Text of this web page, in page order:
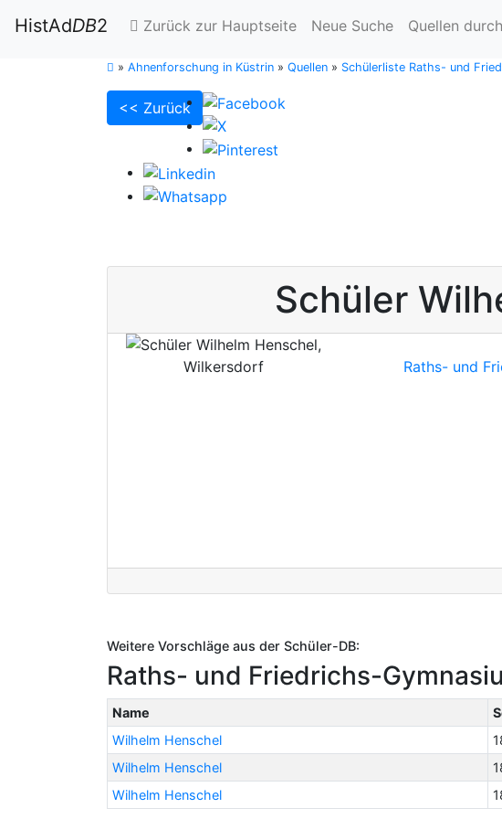
HistAdDB2 Zurück zur Hauptseite Neue Suche Quellen
» Ahnenforschung in Küstrin » Quellen » Schülerliste Raths- und
<< Zurück
Schüler
Raths- und
Weitere Vorschläge aus der Schüler-DB:
Raths- und Friedrichs-
Name
Wilhelm Henschel
Wilhelm Henschel
Wilhelm Henschel